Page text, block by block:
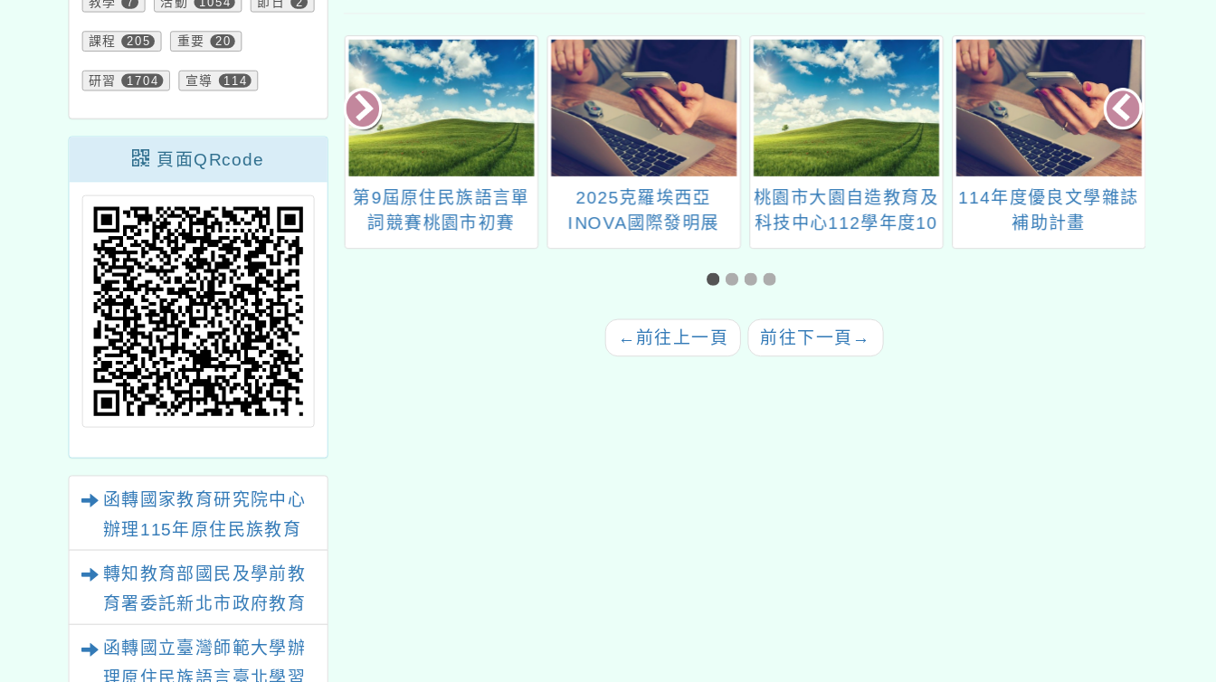
課程 205 重要 20
研習 1704 宣導 114
頁面QRcode
函轉國家教育研究院中心
辦理115年原住民族教育
轉知教育部國民及學前教
育署委託新北市政府教育
函轉國立臺灣師範大學辦
理原住民族語言臺北學習
屋區新屋國民
「墨藝生活美
－114年度桃
教學師資專業
課程計畫」
「都會區原住民族學生
課業適性輔導策略工作
坊」實施計畫
第9屆原住民族語言單
詞競賽桃園市初賽
2025克羅埃西亞
INOVA國際發明展
桃園市大園自造教育及
科技中心112學年度10
月份教師增能研習一案
114年度優良文學雜誌
補助計畫
← 前往上一頁 前往下一頁 →